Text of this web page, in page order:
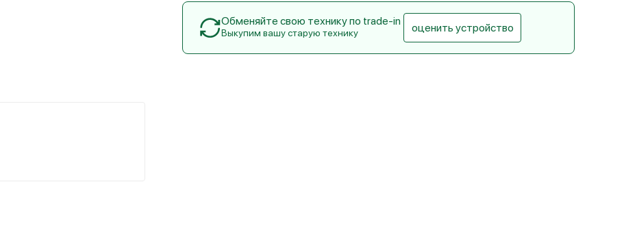
Обменяйте свою технику по trade-in
Выкупим вашу старую технику оценить устройство